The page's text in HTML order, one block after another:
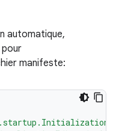
automatique,
manifeste: